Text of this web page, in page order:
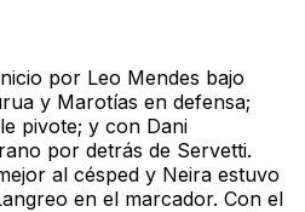
por Leo Mendes bajo
y Marotías en defensa;
pivote; y con Dani
por detrás de Servetti.
al césped y Neira estuvo
en el marcador. Con el